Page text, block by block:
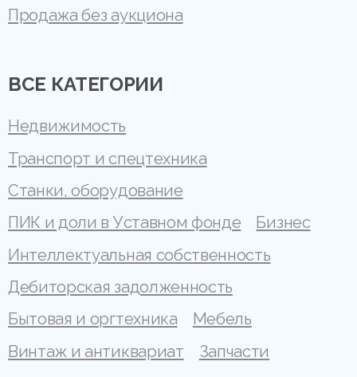
Продажа без аукциона
ВСЕ КАТЕГОРИИ
Недвижимость
Транспорт и спецтехника
Станки, оборудование
ПИК и доли в Уставном фонде
Бизнес
Интеллектуальная собственность
Дебиторская задолженность
Бытовая и оргтехника
Мебель
Винтаж и антиквариат
Запчасти